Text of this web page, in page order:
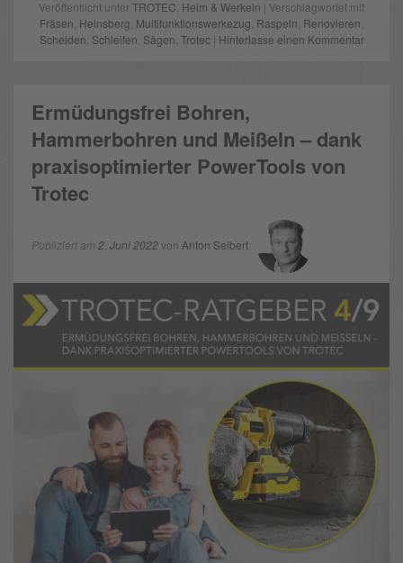
Veröffentlicht unterTROTEC Heim & Werkeln | Verschlagwortet mit
Fräsen Heinsberg Multifunktionswerkezug Raspeln Renovieren
Scheiden Schleifen Sägen Trotec| Hinterlasse einen Kommentar
Ermüdungsfrei Bohren,
Hammerbohren und Meißeln – dank
praxisoptimierter PowerTools von
Trotec
Publiziert am 2. Juni 2022von Anton Seibert